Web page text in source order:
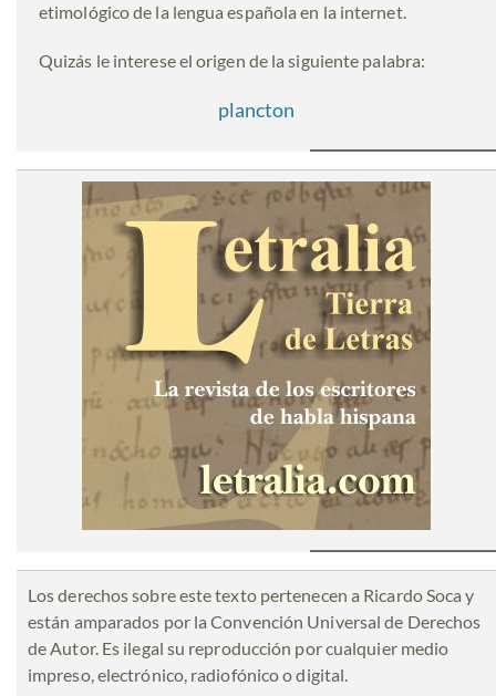
etimológico de la lengua española en la internet.
Quizás le interese el origen de la siguiente palabra:
plancton
Los derechos sobre este texto pertenecen a Ricardo Soca y
están amparados por la Convención Universal de Derechos
de Autor. Es ilegal su reproducción por cualquier medio
impreso, electrónico, radiofónico o digital.